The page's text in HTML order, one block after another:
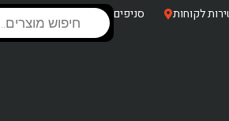
לקוחות סניפיםProducts
search